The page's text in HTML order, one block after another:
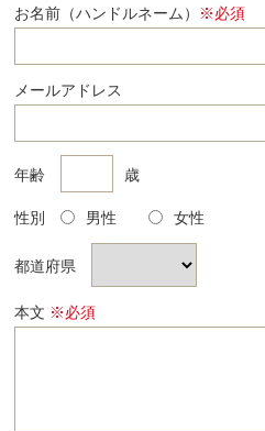
お名前（ハンドルネーム） ※必須
メールアドレス
年齢 歳
性別 男性 女性
都道府県
本文 ※必須